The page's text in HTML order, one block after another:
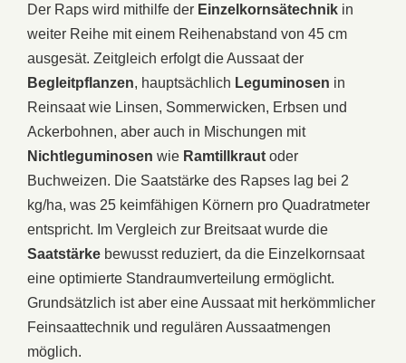
Der Raps wird mithilfe der Einzelkornsätechnik in
weiter Reihe mit einem Reihenabstand von 45 cm
ausgesät. Zeitgleich erfolgt die Aussaat der
Begleitpflanzen, hauptsächlich Leguminosen in
Reinsaat wie Linsen, Sommerwicken, Erbsen und
Ackerbohnen, aber auch in Mischungen mit
Nichtleguminosen wie Ramtillkraut oder
Buchweizen. Die Saatstärke des Rapses lag bei 2
kg/ha, was 25 keimfähigen Körnern pro Quadratmeter
entspricht. Im Vergleich zur Breitsaat wurde die
Saatstärke bewusst reduziert, da die Einzelkornsaat
eine optimierte Standraumverteilung ermöglicht.
Grundsätzlich ist aber eine Aussaat mit herkömmlicher
Feinsaattechnik und regulären Aussaatmengen
möglich.